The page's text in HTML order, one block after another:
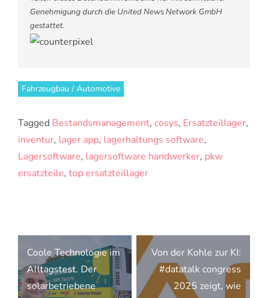
Genehmigung durch die United News Network GmbH
gestattet.
Fahrzeugbau / Automotive
Tagged Bestandsmanagement, cosys, Ersatzteillager,
inventur, lager app, lagerhaltungs software,
Lagersoftware, lagersoftware handwerker, pkw
ersatzteile, top ersatzteillager
Beitragsnavigation
Coole Technologie im
Alltagstest. Der
solarbetriebene
Von der Kohle zur KI:
#datatalk congress
2025 zeigt, wie